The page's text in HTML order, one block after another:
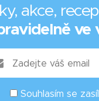
akce,
ve
Souhlasím se